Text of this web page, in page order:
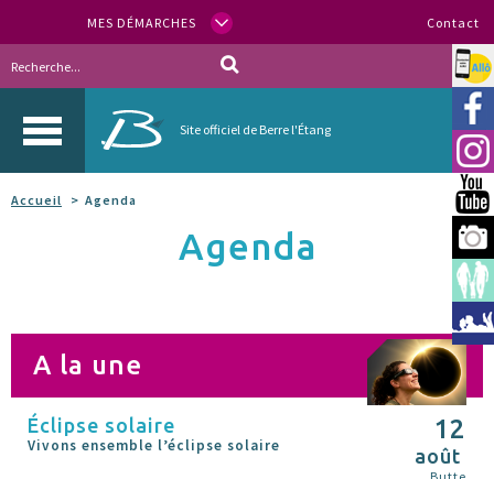
MES DÉMARCHES Contact
Site officiel de Berre l'Étang
Allo
Accueil Agenda
Agenda
A la une
Éclipse solaire
Vivons ensemble l’éclipse solaire
12
août